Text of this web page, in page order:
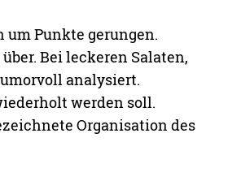
um Punkte gerungen.
Bei leckeren Salaten,
analysiert.
werden soll.
Organisation des